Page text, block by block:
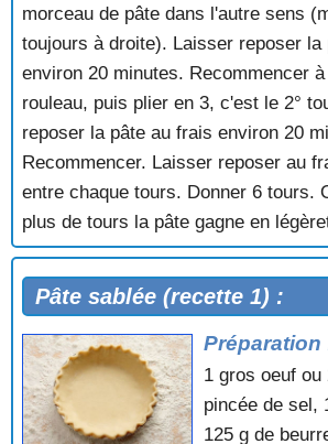
morceau de pâte dans l'autre sens
toujours à droite). Laisser reposer la
environ 20 minutes. Recommencer
rouleau, puis plier en 3, c'est le 2°
reposer la pâte au frais environ 20
Recommencer. Laisser reposer au
entre chaque tours. Donner 6 tours.
plus de tours la pâte gagne en
Pâte sablée (recette 1) :
Préparation
1 gros oeuf ou
pincée de sel,
125 g de